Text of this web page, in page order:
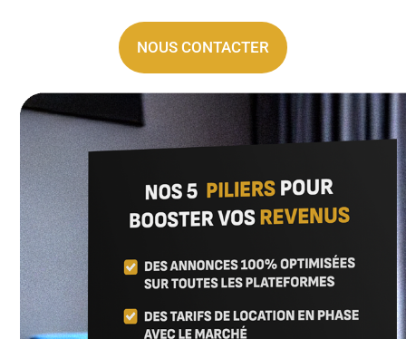
NOUS CONTACTER